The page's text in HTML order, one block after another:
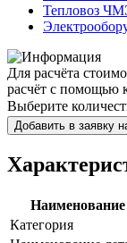
Тепловоз
Для расчёта
расчёт с помощью
Выберите
Наименование
Категория